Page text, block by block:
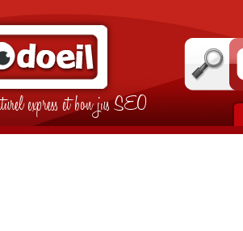
express et bon jus SEO